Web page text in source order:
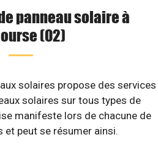
panneau solaire à
(02)
solaires propose des services
solaires sur tous types de
manifeste lors de chacune de
et peut se résumer ainsi.